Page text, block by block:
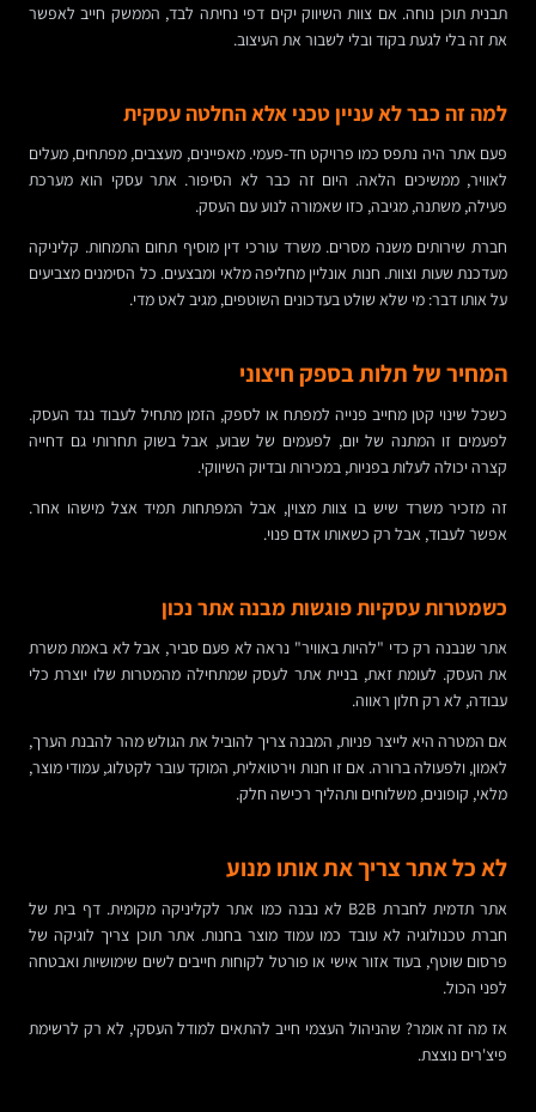
תבנית תוכן נוחה. אם צוות השיווק יקים דפי נחיתה לבד, הממשק חייב לאפשר
את זה בלי לגעת בקוד ובלי לשבור את העיצוב.
למה זה כבר לא עניין טכני אלא החלטה עסקית
פעם אתר היה נתפס כמו פרויקט חד-פעמי. מאפיינים, מעצבים, מפתחים, מעלים
לאוויר, ממשיכים הלאה. היום זה כבר לא הסיפור. אתר עסקי הוא מערכת
פעילה, משתנה, מגיבה, כזו שאמורה לנוע עם העסק.
חברת שירותים משנה מסרים. משרד עורכי דין מוסיף תחום התמחות. קליניקה
מעדכנת שעות וצוות. חנות אונליין מחליפה מלאי ומבצעים. כל הסימנים מצביעים
על אותו דבר: מי שלא שולט בעדכונים השוטפים, מגיב לאט מדי.
המחיר של תלות בספק חיצוני
כשכל שינוי קטן מחייב פנייה למפתח או לספק, הזמן מתחיל לעבוד נגד העסק.
לפעמים זו המתנה של יום, לפעמים של שבוע, אבל בשוק תחרותי גם דחייה
קצרה יכולה לעלות בפניות, במכירות ובדיוק השיווקי.
זה מזכיר משרד שיש בו צוות מצוין, אבל המפתחות תמיד אצל מישהו אחר.
אפשר לעבוד, אבל רק כשאותו אדם פנוי.
כשמטרות עסקיות פוגשות מבנה אתר נכון
אתר שנבנה רק כדי "להיות באוויר" נראה לא פעם סביר, אבל לא באמת משרת
את העסק. לעומת זאת, בניית אתר לעסק שמתחילה מהמטרות שלו יוצרת כלי
עבודה, לא רק חלון ראווה.
אם המטרה היא לייצר פניות, המבנה צריך להוביל את הגולש מהר להבנת הערך,
לאמון, ולפעולה ברורה. אם זו חנות וירטואלית, המוקד עובר לקטלוג, עמודי מוצר,
מלאי, קופונים, משלוחים ותהליך רכישה חלק.
לא כל אתר צריך את אותו מנוע
אתר תדמית לחברת B2B לא נבנה כמו אתר לקליניקה מקומית. דף בית של
חברת טכנולוגיה לא עובד כמו עמוד מוצר בחנות. אתר תוכן צריך לוגיקה של
פרסום שוטף, בעוד אזור אישי או פורטל לקוחות חייבים לשים שימושיות ואבטחה
לפני הכול.
אז מה זה אומר? שהניהול העצמי חייב להתאים למודל העסקי, לא רק לרשימת
פיצ'רים נוצצת.